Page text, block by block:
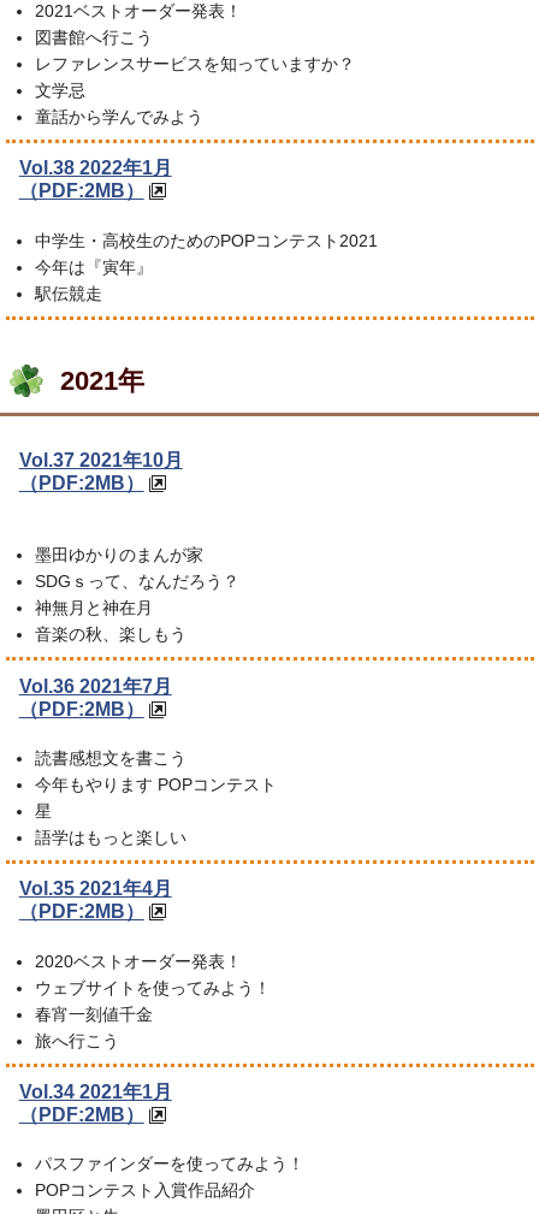
2021ベストオーダー発表！
図書館へ行こう
レファレンスサービスを知っていますか？
文学忌
童話から学んでみよう
Vol.38 2022年1月
（PDF:2MB）
中学生・高校生のためのPOPコンテスト2021
今年は『寅年』
駅伝競走
2021年
Vol.37 2021年10月
（PDF:2MB）
墨田ゆかりのまんが家
SDGｓって、なんだろう？
神無月と神在月
音楽の秋、楽しもう
Vol.36 2021年7月
（PDF:2MB）
読書感想文を書こう
今年もやります POPコンテスト
星
語学はもっと楽しい
Vol.35 2021年4月
（PDF:2MB）
2020ベストオーダー発表！
ウェブサイトを使ってみよう！
春宵一刻値千金
旅へ行こう
Vol.34 2021年1月
（PDF:2MB）
パスファインダーを使ってみよう！
POPコンテスト入賞作品紹介